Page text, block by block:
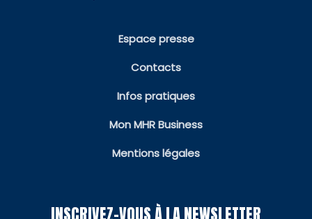
Espace presse
Contacts
Infos pratiques
Mon MHR Business
Mentions légales